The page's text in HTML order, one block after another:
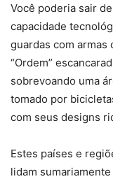
Você poderia sair
capacidade
guardas com armas
“Ordem”
sobrevoando uma
tomado por
com seus designs
Estes países e
lidam